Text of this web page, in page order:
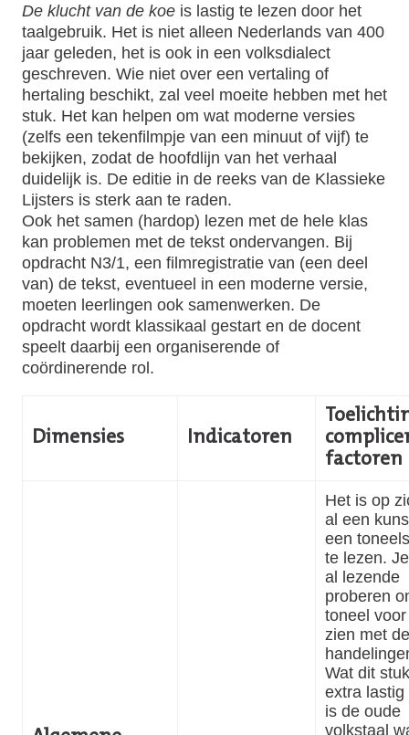
De klucht van de koe is lastig te lezen door het
taalgebruik. Het is niet alleen Nederlands van 400
jaar geleden, het is ook in een volksdialect
geschreven. Wie niet over een vertaling of
hertaling beschikt, zal veel moeite hebben met het
stuk. Het kan helpen om wat moderne versies
(zelfs een tekenfilmpje van een minuut of vijf) te
bekijken, zodat de hoofdlijn van het verhaal
duidelijk is. De editie in de reeks van de Klassieke
Lijsters is sterk aan te raden.
Ook het samen (hardop) lezen met de hele klas
kan problemen met de tekst ondervangen. Bij
opdracht N3/1, een filmregistratie van (een deel
van) de tekst, eventueel in een moderne versie,
moeten leerlingen ook samenwerken. De
opdracht wordt klassikaal gestart en de docent
speelt daarbij een organiserende of
coördinerende rol.
Dimensies Indicatoren
factoren
Het is op
al een
een
te lezen.
al lezende
proberen
toneel
zien met de
Wat dit
extra lastig
is de oude
volkstaal